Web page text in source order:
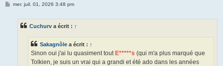
Mmer. juil. 01, 2026 3:48 pm
Cuchurv a écrit : ↑
Sakagnôle a écrit : ↑
Sinon oui j'ai lu quasiment tout E*****s (qui m'a plus marqué que
Tolkien, je suis un vrai qui a grandi et été ado dans les années